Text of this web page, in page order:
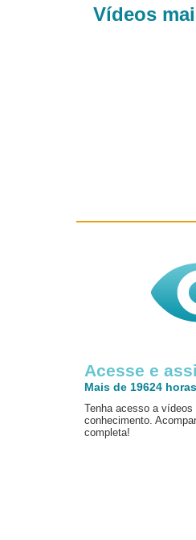
Vídeos
Acesse e
Mais de 19624
Tenha acesso a
conhecimento.
completa!